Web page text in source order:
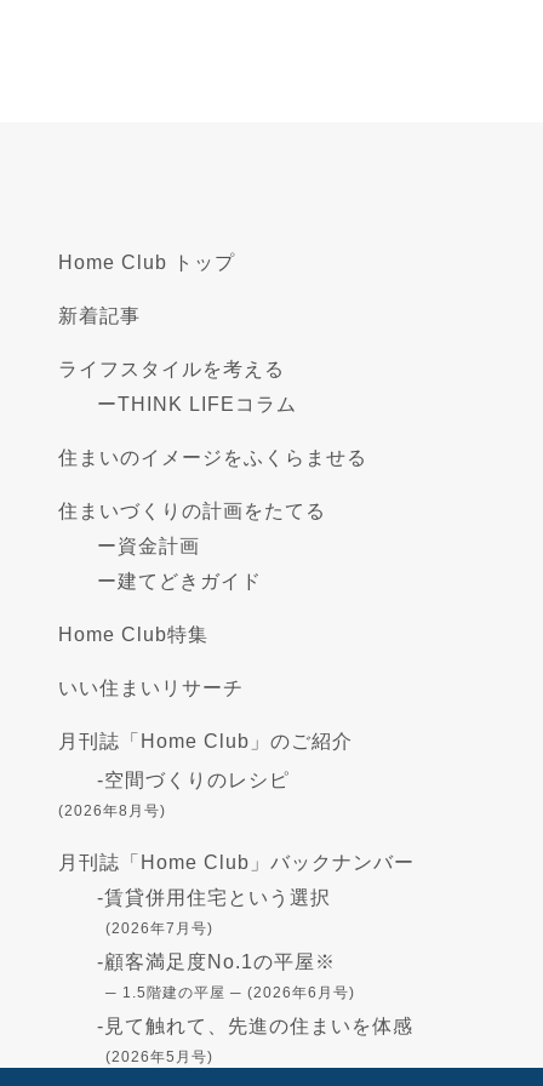
Home Club トップ
新着記事
ライフスタイルを考える
ーTHINK LIFEコラム
住まいのイメージをふくらませる
住まいづくりの計画をたてる
ー資金計画
ー建てどきガイド
Home Club特集
いい住まいリサーチ
月刊誌「Home Club」のご紹介
-空間づくりのレシピ
(2026年8月号)
月刊誌「Home Club」バックナンバー
-賃貸併用住宅という選択
(2026年7月号)
-顧客満足度No.1の平屋※
─ 1.5階建の平屋 ─ (2026年6月号)
- 見て触れて、先進の住まいを体感
(2026年5月号)